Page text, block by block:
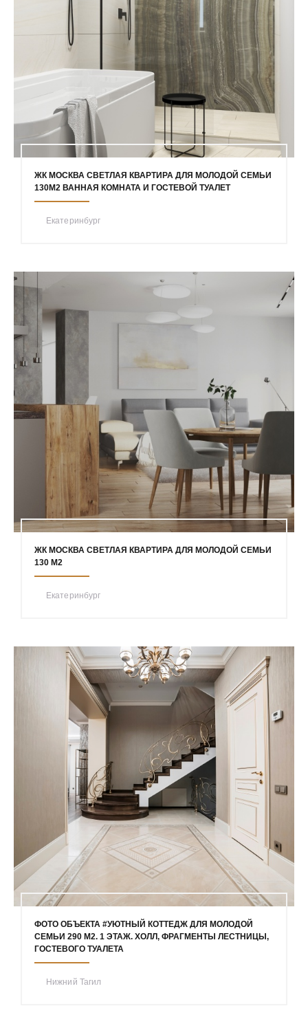
ЖК МОСКВА СВЕТЛАЯ КВАРТИРА ДЛЯ МОЛОДОЙ СЕМЬИ
130М2 ВАННАЯ КОМНАТА И ГОСТЕВОЙ ТУАЛЕТ
Екатеринбург
ЖК МОСКВА СВЕТЛАЯ КВАРТИРА ДЛЯ МОЛОДОЙ СЕМЬИ
130 М2
Екатеринбург
ФОТО ОБЪЕКТА #УЮТНЫЙ КОТТЕДЖ ДЛЯ МОЛОДОЙ
СЕМЬИ 290 М2. 1 ЭТАЖ. ХОЛЛ, ФРАГМЕНТЫ ЛЕСТНИЦЫ,
ГОСТЕВОГО ТУАЛЕТА
Нижний Тагил